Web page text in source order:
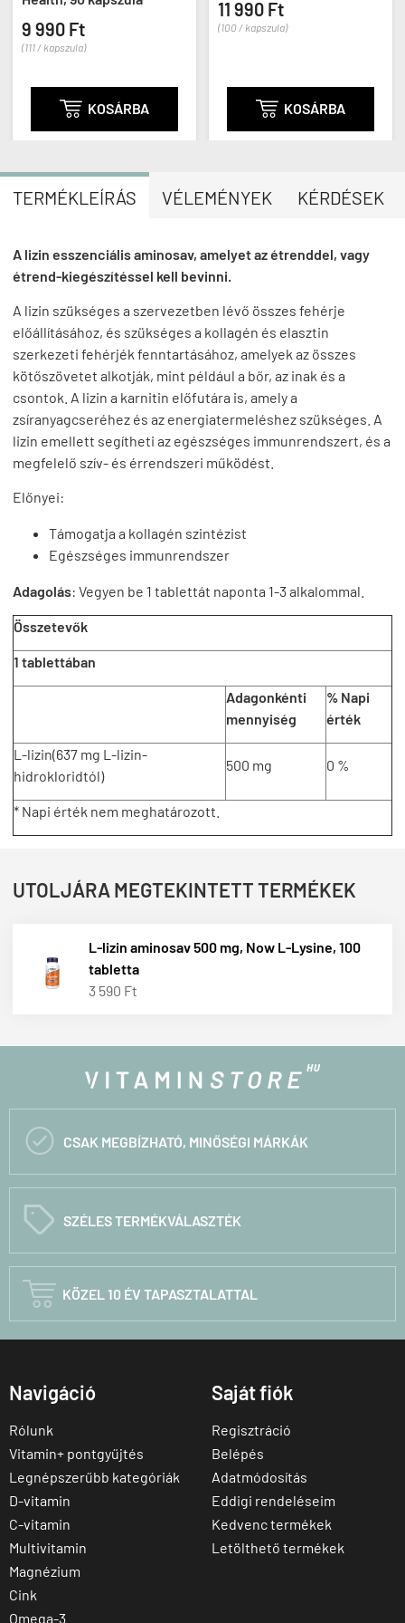
9 990 Ft
(111 / kapszula)
 KOSÁRBA
11 990 Ft
(100 / kapszula)
 KOSÁRBA
TERMÉKLEÍRÁS VÉLEMÉNYEK KÉRDÉSEK
A lizin esszenciális aminosav, amelyet az étrenddel, vagy
étrend-kiegészítéssel kell bevinni.
A lizin szükséges a szervezetben lévő összes fehérje
előállításához, és szükséges a kollagén és elasztin
szerkezeti fehérjék fenntartásához, amelyek az összes
kötőszövetet alkotják, mint például a bőr, az inak és a
csontok. A lizin a karnitin előfutára is, amely a
zsíranyagcseréhez és az energiatermeléshez szükséges. A
lizin emellett segítheti az egészséges immunrendszert, és a
megfelelő szív- és érrendszeri működést.
Előnyei:
Támogatja a kollagén szintézist
Egészséges immunrendszer
Adagolás: Vegyen be 1 tablettát naponta 1-3 alkalommal.
Összetevők
1 tablettában
Adagonkénti
mennyiség
% Napi
érték
L-lizin(637 mg L-lizin-
hidrokloridtól)
500 mg 0 %
* Napi érték nem meghatározott.
UTOLJÁRA MEGTEKINTETT TERMÉKEK
L-lizin aminosav 500 mg, Now L-Lysine, 100
tabletta
3 590 Ft
 CSAK MEGBÍZHATÓ, MINŐSÉGI MÁRKÁK
C SZÉLES TERMÉKVÁLASZTÉK
 KÖZEL 10 ÉV TAPASZTALATTAL
Navigáció
Rólunk
Vitamin+ pontgyűjtés
Legnépszerűbb kategóriák
D-vitamin
C-vitamin
Multivitamin
Magnézium
Cink
Omega-3
Saját fiók
Regisztráció
Belépés
Adatmódosítás
Eddigi rendeléseim
Kedvenc termékek
Letölthető termékek